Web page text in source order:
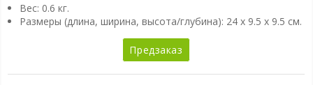
Вес: 0.6 кг.
Размеры (длина, ширина, высота/глубина): 24 x 9.5 x 9.5 см.
Предзаказ